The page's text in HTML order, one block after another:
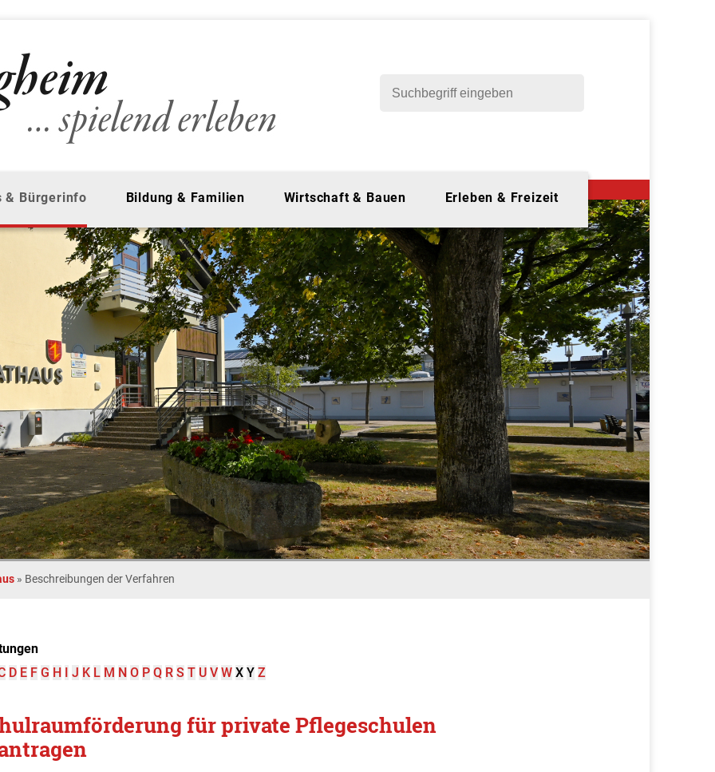
& Bürgerinfo Bildung & Familien Wirtschaft & Bauen Erleben & Freizeit
» Beschreibungen der Verfahren
D E F G H I J K L M N O P Q R S T U V W X Y Z
für private Pflegeschulen